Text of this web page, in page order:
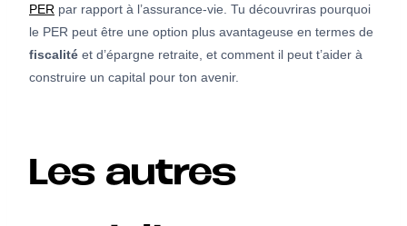
PER par rapport à l’assurance-vie. Tu découvriras pourquoi
le PER peut être une option plus avantageuse en termes de
fiscalité et d’épargne retraite, et comment il peut t’aider à
construire un capital pour ton avenir.
Les autres